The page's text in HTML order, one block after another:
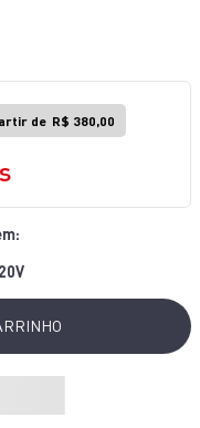
de R$ 380,00